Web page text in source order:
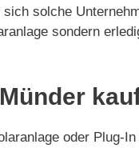
solche
sondern
oder Plug-